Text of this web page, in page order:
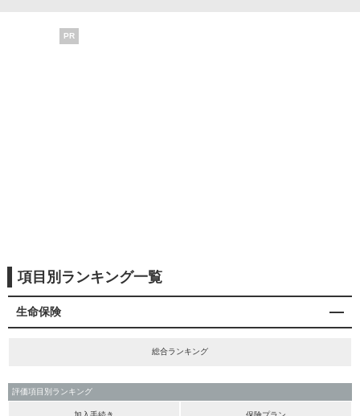
PR
項目別ランキング一覧
生命保険
総合ランキング
評価項目別ランキング